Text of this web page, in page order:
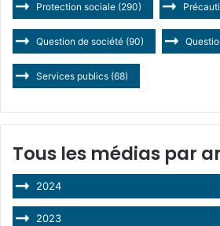
Protection sociale (290)
Question de société (90)
Services publics (68)
Tous les médias par
2024
2023